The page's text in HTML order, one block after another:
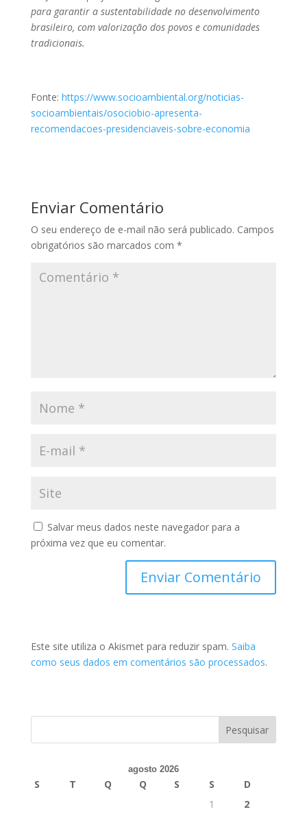
para garantir a sustentabilidade no desenvolvimento
brasileiro, com valorização dos povos e comunidades
tradicionais.
Fonte: https://www.socioambiental.org/noticias-
socioambientais/osociobio-apresenta-
recomendacoes-presidenciaveis-sobre-economia
Enviar Comentário
O seu endereço de e-mail não será publicado. Campos
obrigatórios são marcados com *
Salvar meus dados neste navegador para a
próxima vez que eu comentar.
Este site utiliza o Akismet para reduzir spam. Saiba
como seus dados em comentários são processados.
agosto 2026
S T Q Q S S
D
1
2